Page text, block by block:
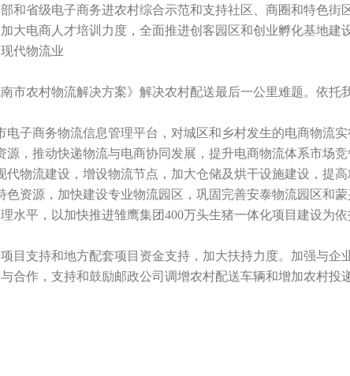
省级电子商务进农村综合示范和支持社区、商圈和特色街
大电商人才培训力度，全面推进创客园区和创业孵化基地建
代物流业
农村物流解决方案》解决农村配送最后一公里难题。依托
商务物流信息管理平台，对城区和乡村发生的电商物流实
推动快递物流与电商协同发展，提升电商物流体系市场竞
流建设，增设物流节点，加大仓储及烘干设施建设，提高
源，加快建设专业物流园区，巩固完善安泰物流园区和蒙
水平，以加快推进雏鹰集团400万头生猪一体化项目建设为
支持和地方配套项目资金支持，加大扶持力度。加强与企
合作，支持和鼓励邮政公司调增农村配送车辆和增加农村投